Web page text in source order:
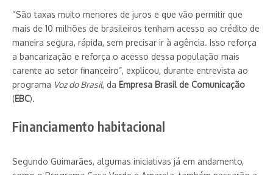
“São taxas muito menores de juros e que vão permitir que
mais de 10 milhões de brasileiros tenham acesso ao crédito de
maneira segura, rápida, sem precisar ir à agência. Isso reforça
a bancarização e reforça o acesso dessa população mais
carente ao setor financeiro”, explicou, durante entrevista ao
programa Voz do Brasil, da Empresa Brasil de Comunicação
(EBC).
Financiamento habitacional
Segundo Guimarães, algumas iniciativas já em andamento,